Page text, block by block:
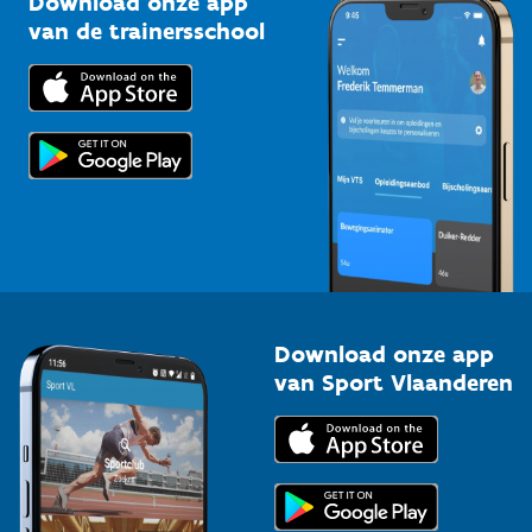
Bedrijven
Trainers en begeleiders
Topsporters
Downloads
Voor de pers
van de trainersschool
Download onze app
van Sport Vlaanderen